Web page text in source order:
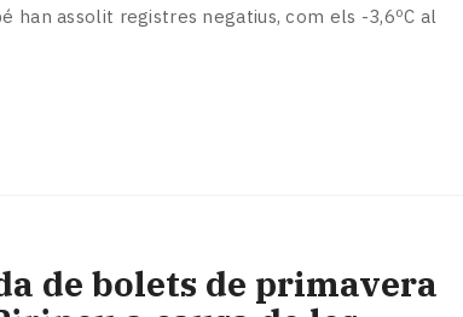
han assolit registres negatius, com els -3,6ºC al
de bolets de primavera